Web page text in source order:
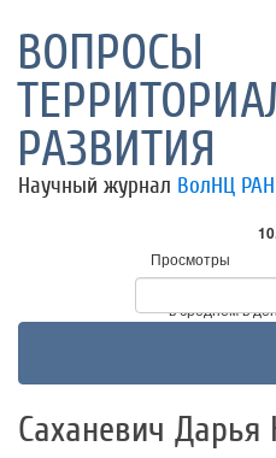
ВОПРОСЫ
РАЗВИТИЯ
Научный журнал ВолНЦ РАН
Просмотры
Посетители
* - в среднем в
Саханевич Дарья